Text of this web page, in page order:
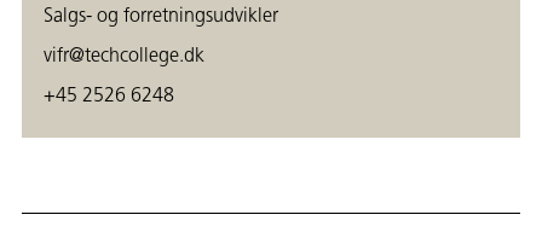
Salgs- og forretningsudvikler
vifr@techcollege.dk
+45 2526 6248